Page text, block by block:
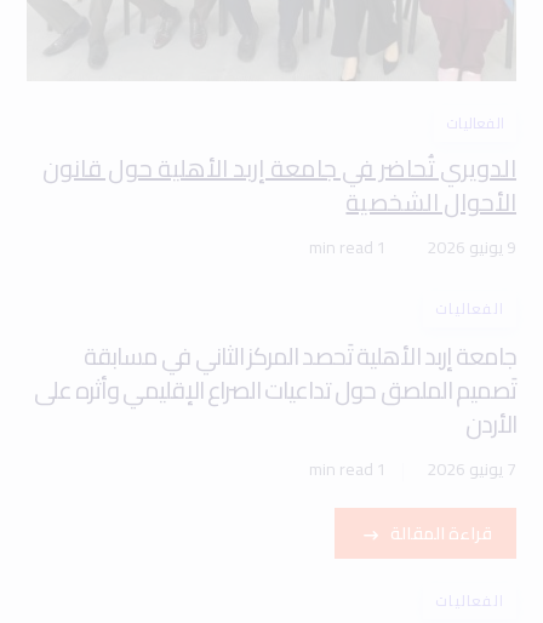
الفعاليات
الدويري تُحاضر في جامعة إربد الأهلية حول قانون
الأحوال الشخصية
9 يونيو 2026 1 min read
الفعاليات
جامعة إربد الأهلية تَحصد المركز الثاني في مسابقة
تَصميم الملصق حول تداعيات الصراع الإقليمي وأثره على
الأردن
7 يونيو 2026 1 min read
قراءة المقالة
الفعاليات